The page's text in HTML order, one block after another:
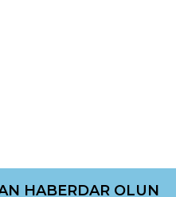
HABERDAR OLUN